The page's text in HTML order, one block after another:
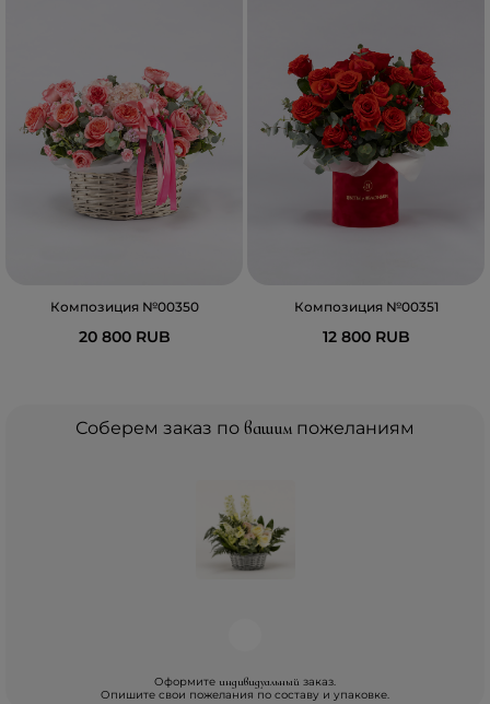
Композиция №00350
20 800 RUB
Композиция №00351
12 800 RUB
Соберем заказ по вашим пожеланиям
Оформите индивидуальный заказ.
Опишите свои пожелания по составу и упаковке.